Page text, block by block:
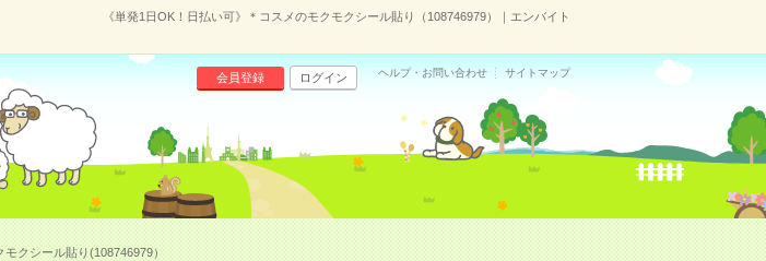
《単発1日OK！日払い可》＊コスメのモクモクシール貼り（108746979）｜エンバイト
会員登録 ログイン ヘルプ・お問い合わせ サイトマップ
クシール貼り(108746979）